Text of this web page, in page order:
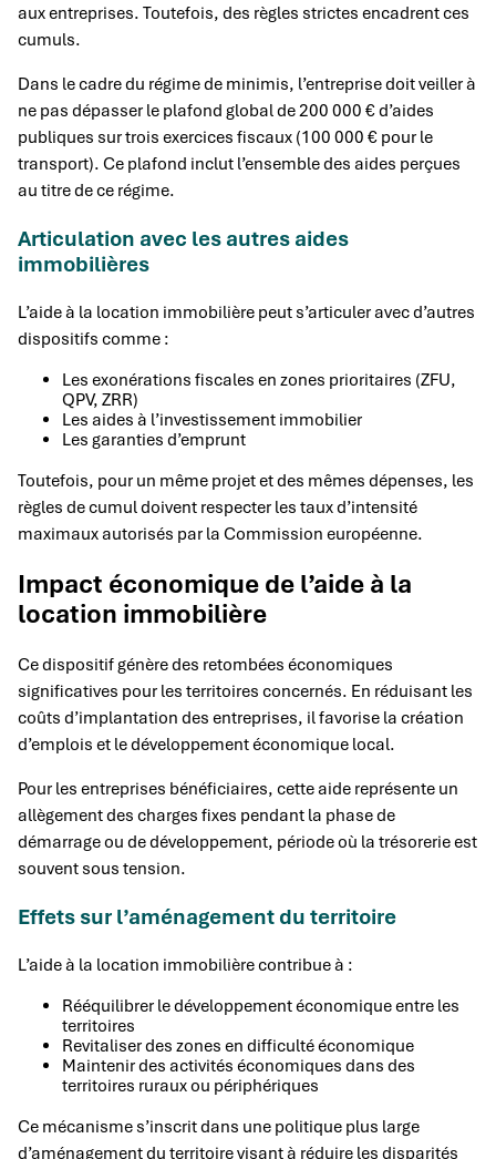
aux entreprises. Toutefois, des règles strictes encadrent ces
cumuls.
Dans le cadre du régime de minimis, l’entreprise doit veiller à
ne pas dépasser le plafond global de 200 000 € d’aides
publiques sur trois exercices fiscaux (100 000 € pour le
transport). Ce plafond inclut l’ensemble des aides perçues
au titre de ce régime.
Articulation avec les autres aides
immobilières
L’aide à la location immobilière peut s’articuler avec d’autres
dispositifs comme :
Les exonérations fiscales en zones prioritaires (ZFU,
QPV, ZRR)
Les aides à l’investissement immobilier
Les garanties d’emprunt
Toutefois, pour un même projet et des mêmes dépenses, les
règles de cumul doivent respecter les taux d’intensité
maximaux autorisés par la Commission européenne.
Impact économique de l’aide à la
location immobilière
Ce dispositif génère des retombées économiques
significatives pour les territoires concernés. En réduisant les
coûts d’implantation des entreprises, il favorise la création
d’emplois et le développement économique local.
Pour les entreprises bénéficiaires, cette aide représente un
allègement des charges fixes pendant la phase de
démarrage ou de développement, période où la trésorerie est
souvent sous tension.
Effets sur l’aménagement du territoire
L’aide à la location immobilière contribue à :
Rééquilibrer le développement économique entre les
territoires
Revitaliser des zones en difficulté économique
Maintenir des activités économiques dans des
territoires ruraux ou périphériques
Ce mécanisme s’inscrit dans une politique plus large
d’aménagement du territoire visant à réduire les disparités